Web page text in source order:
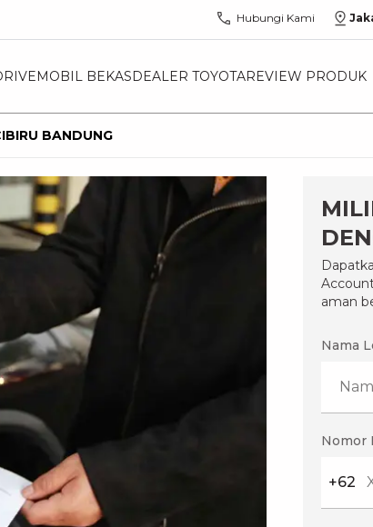
Hubungi Kami
MOBIL BEKASDEALER TOYOTAREVIEW PRODUK
BANDUNG
aman
Nama
Nomor
+62